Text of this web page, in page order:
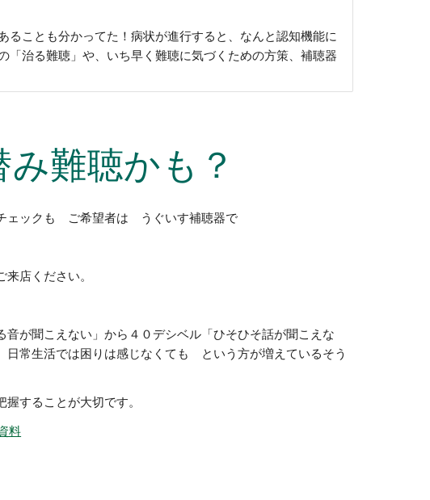
ことも分かってた！病状が進行すると、なんと認知機能に
治る難聴」や、いち早く難聴に気づくための方策、補聴器
難聴かも？
ェックも ご希望者は うぐいす補聴器で
店ください。
音が聞こえない」から４０デシベル「ひそひそ話が聞こえな
常生活では困りは感じなくても という方が増えているそう
することが大切です。
料